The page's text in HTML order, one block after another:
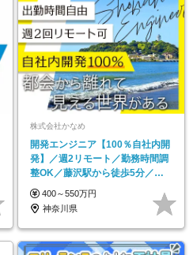
株式会社かなめ
開発エンジニア【100％自社内開
発】／週2リモート／勤務時間調
整OK／藤沢駅から徒歩5分／自
社サービスあり
400～550万円
神奈川県